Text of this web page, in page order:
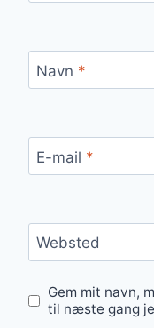
Navn *
E-mail *
Websted
Gem mit navn,
til næste gang